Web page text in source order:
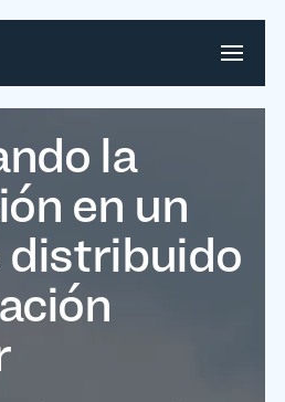
la
en un
distribuido